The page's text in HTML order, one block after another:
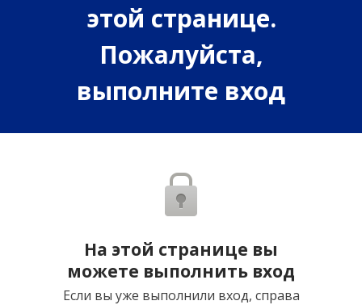
этой странице.
Пожалуйста,
выполните вход
На этой странице вы
можете выполнить вход
Если вы уже выполнили вход, справа